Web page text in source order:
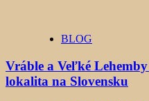
BLOG
Vráble a Veľké
lokalita na Slovensku